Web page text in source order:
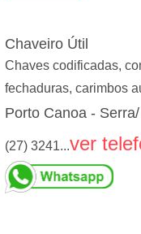
Chaveiro Útil
Chaves codificadas,
fechaduras, carimbos
Porto Canoa -
(27) 3241...ver